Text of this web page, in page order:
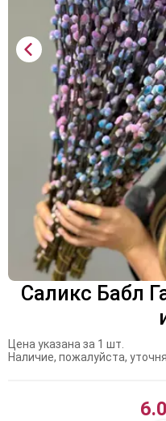
Саликс Бабл
Цена указана за 1 шт.
Наличие, пожалуйста,